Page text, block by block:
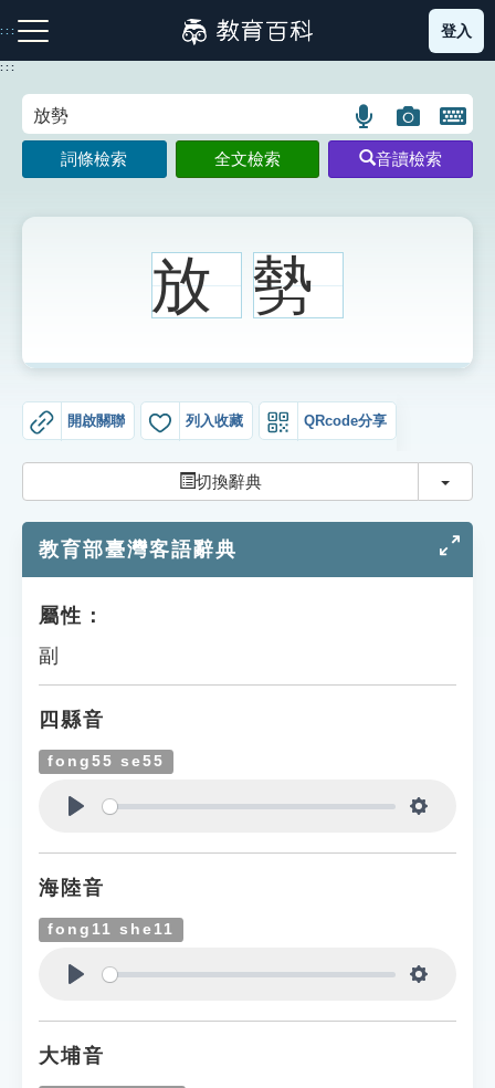
到
主
:::
注音索引圖示 筆畫索引圖示 部首索引表圖示
生字詞彙表
知識索引
遊戲專區
教學應用
貓頭鷹博士
登入
:::
語
言
搜
圖
片
搜
開
鍵
圖
詞條檢索 全文檢索 音讀檢索
放 勢
開啟關聯 列入收藏 QRcode分享
切換辭典 切換
教育部臺灣客語辭典
屬性：
副
四縣音
fong55 se55
海陸音
fong11 she11
大埔音